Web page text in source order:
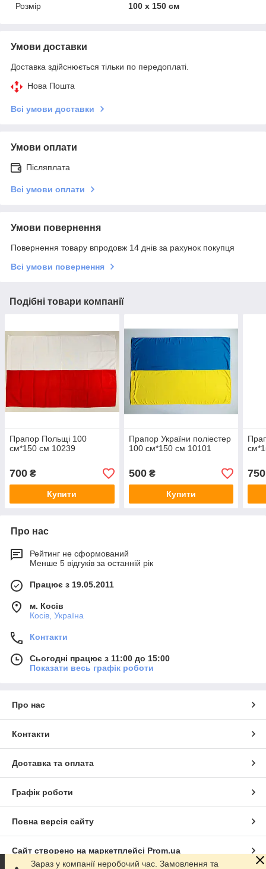
Розмір
100 х 150 см
Умови доставки
Доставка здійснюється тільки по передоплаті.
Нова Пошта
Всі умови доставки
Умови оплати
Післяплата
Всі умови оплати
Умови повернення
Повернення товару впродовж 14 днів за рахунок покупця
Всі умови повернення
Подібні товари компанії
Прапор Польщі 100
см*150 см 10239
700 ₴
Купити
Прапор України поліестер
100 см*150 см 10101
500₴
Купити
750
Про нас
Рейтинг не сформований
Менше 5 відгуків за останній рік
Працює з 19.05.2011
м. Косів
Косів, Україна
Контакти
Сьогодні працює з 11:00 до 15:00
Показати весь графік роботи
Про нас
Контакти
Доставка та оплата
Графік роботи
Повна версія сайту
Сайт створено на маркетплейсі Prom.ua
Зараз у компанії неробочий час. Замовлення та